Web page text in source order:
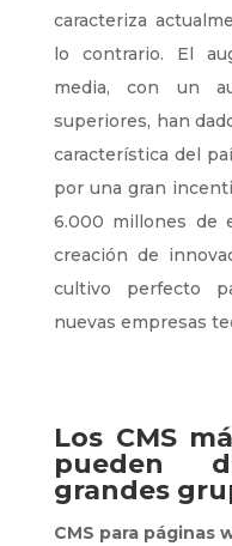
caracteriza
lo contrario. El
media, con un
superiores, han
característica del
por una gran
6.000 millones de
creación de
cultivo perfecto
nuevas empresas
Los CMS
pueden
grandes
CMS para páginas